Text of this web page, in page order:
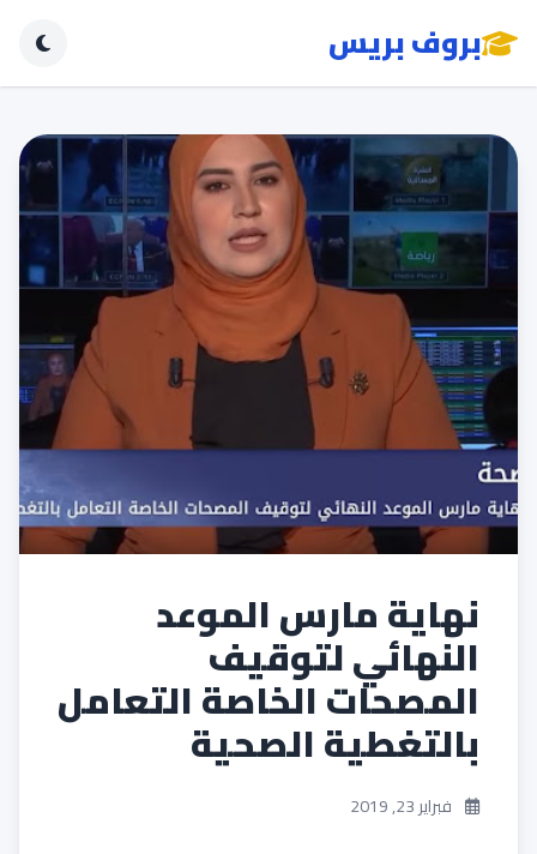
بروف بريس
نهاية مارس الموعد
النهائي لتوقيف
المصحات الخاصة التعامل
بالتغطية الصحية
فبراير 23, 2019